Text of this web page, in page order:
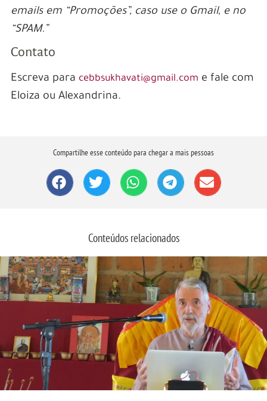
emails em “Promoções”, caso use o Gmail, e no
“SPAM.”
Contato
Escreva para cebbsukhavati@gmail.com e fale com
Eloiza ou Alexandrina.
Compartilhe esse conteúdo para chegar a mais pessoas
Conteúdos relacionados